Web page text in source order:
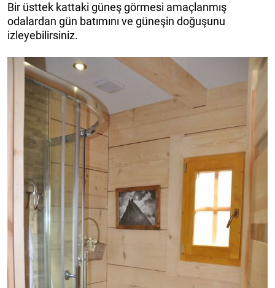
Bir üsttek kattaki güneş görmesi amaçlanmış
odalardan gün batımını ve güneşin doğuşunu
izleyebilirsiniz.